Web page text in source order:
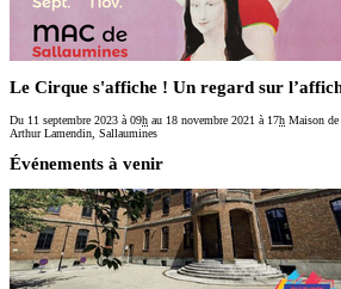
Le Cirque s'affiche ! Un regard sur
Du 11 septembre 2023 à 09h au 18 novembre 2021 à 17h Maison
Arthur Lamendin, Sallaumines
Événements à venir